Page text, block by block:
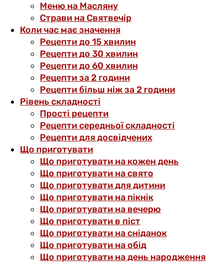
Меню на Масляну
Страви на Святвечір
Коли час має значення
Рецепти до 15 хвилин
Рецепти до 30 хвилин
Рецепти до 60 хвилин
Рецепти за 2 години
Рецепти більш ніж за 2 години
Рівень складності
Прості рецепти
Рецепти середньої складності
Рецепти для досвідчених
Що приготувати
Що приготувати на кожен день
Що приготувати на свято
Що приготувати для дитини
Що приготувати на пікнік
Що приготувати на вечерю
Що приготувати в піст
Що приготувати на сніданок
Що приготувати на обід
Що приготувати на день народження